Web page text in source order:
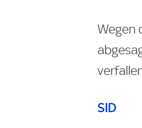
Wegen
SID